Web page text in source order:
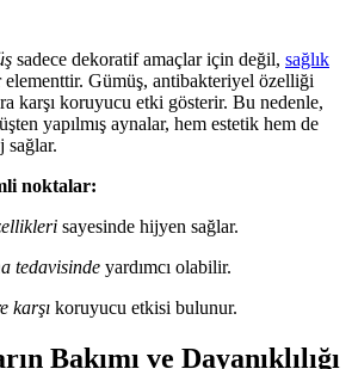
sadece dekoratif amaçlar için değil, sağlık
elementtir. Gümüş, antibakteriyel özelliği
karşı koruyucu etki gösterir. Bu nedenle,
yapılmış aynalar, hem estetik hem de
sağlar.
noktalar:
sayesinde hijyen sağlar.
tedavisinde yardımcı olabilir.
karşı koruyucu etkisi bulunur.
Bakımı ve Dayanıklılığı